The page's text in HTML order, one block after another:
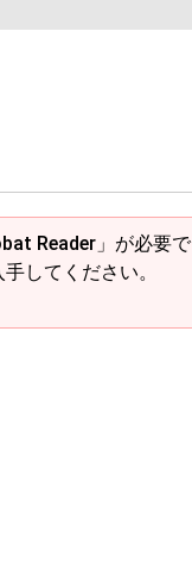
Reader」が必要で
してください。